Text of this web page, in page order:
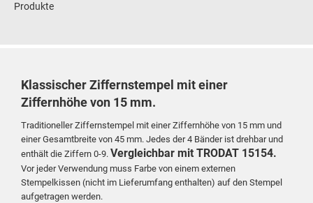
Produkte
Klassischer Ziffernstempel mit einer
Ziffernhöhe von 15 mm.
Traditioneller Ziffernstempel mit einer Ziffernhöhe von 15 mm und
einer Gesamtbreite von 45 mm. Jedes der 4 Bänder ist drehbar und
enthält die Ziffern 0-9. Vergleichbar mit TRODAT 15154.
Vor jeder Verwendung muss Farbe von einem externen
Stempelkissen (nicht im Lieferumfang enthalten) auf den Stempel
aufgetragen werden.